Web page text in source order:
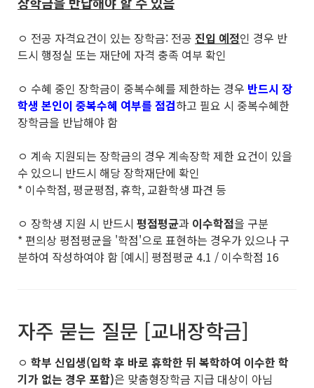
ㅇ 전공 자격요건이 있는 장학금: 전공 진입 예정인 경우 반
드시 행정실 또는 재단에 자격 충족 여부 확인
ㅇ 수혜 중인 장학금이 중복수혜를 제한하는 경우 반드시 장
학생 본인이 중복수혜 여부를 점검하고 필요 시 중복수혜한
장학금을 반납해야 함
ㅇ 계속 지원되는 장학금의 경우 계속장학 제한 요건이 있을
수 있으니 반드시 해당 장학재단에 확인
* 이수학점, 평균평점, 휴학, 교환학생 파견 등
ㅇ 장학생 지원 시 반드시 평점평균과 이수학점을 구분
* 편의상 평점평균을 '학점'으로 표현하는 경우가 있으나 구
분하여 작성하여야 함 [예시] 평점평균 4.1 / 이수학점 16
자주 묻는 질문 [교내장학금]
ㅇ 학부 신입생(입학 후 바로 휴학한 뒤 복학하여 이수한 학
기가 없는 경우 포함)은 맞춤형장학금 지급 대상이 아님